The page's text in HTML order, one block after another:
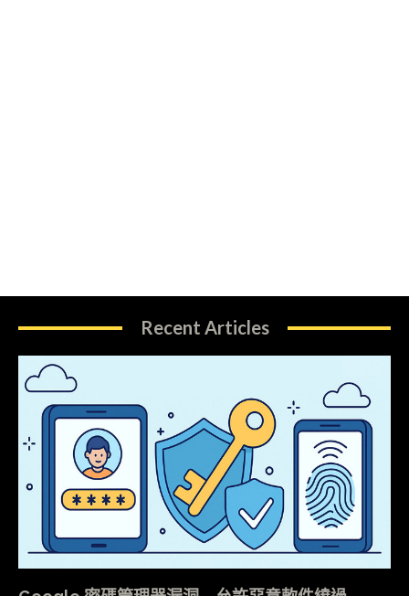
Recent Articles